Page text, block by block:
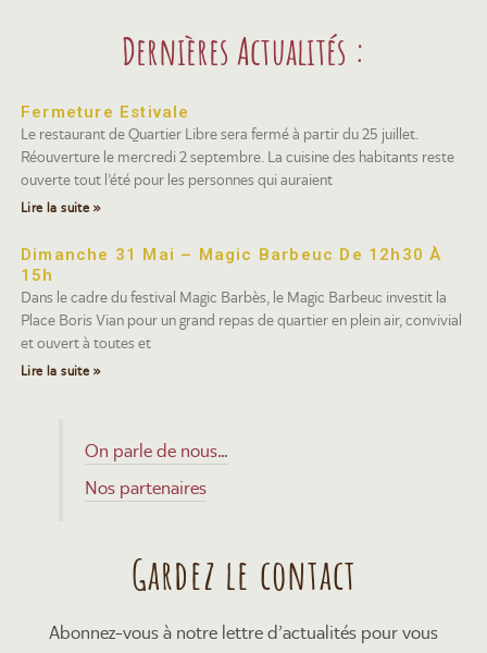
Dernières Actualités :
Fermeture Estivale
Le restaurant de Quartier Libre sera fermé à partir du 25 juillet.
Réouverture le mercredi 2 septembre. La cuisine des habitants reste
ouverte tout l’été pour les personnes qui auraient
Lire la suite »
Dimanche 31 Mai – Magic Barbeuc De 12h30 À
15h
Dans le cadre du festival Magic Barbès, le Magic Barbeuc investit la
Place Boris Vian pour un grand repas de quartier en plein air, convivial
et ouvert à toutes et
Lire la suite »
On parle de nous…
Nos partenaires
Gardez le contact
Abonnez-vous à notre lettre d’actualités pour vous